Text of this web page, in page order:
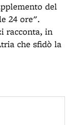
del
24 ore".
racconta, in
che sfidò la